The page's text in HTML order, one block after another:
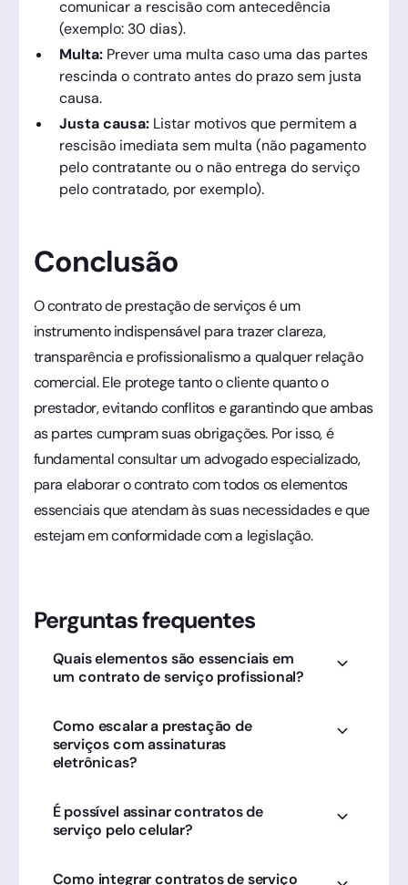
comunicar a rescisão com antecedência
(exemplo: 30 dias).
Multa:Prever uma multa caso uma das partes
rescinda o contrato antes do prazo sem justa
causa.
Justa causa:Listar motivos que permitem a
rescisão imediata sem multa (não pagamento
pelo contratante ou o não entrega do serviço
pelo contratado, por exemplo).
Conclusão
O contrato de prestação de serviços é um
instrumento indispensável para trazer clareza,
transparência e profissionalismo a qualquer relação
comercial. Ele protege tanto o cliente quanto o
prestador, evitando conflitos e garantindo que ambas
as partes cumpram suas obrigações. Por isso, é
fundamental consultar um advogado especializado,
para elaborar o contrato com todos os elementos
essenciais que atendam às suas necessidades e que
estejam em conformidade com a legislação.
Perguntas frequentes
Quais elementos são essenciais em
um contrato de serviço profissional?
A Clicksign ajuda a formalizar esses pontos de
forma rápida, protegendo prestador e cliente.
Como escalar a prestação de
serviços com assinaturas
eletrônicas?
você envia dezenas de contratos por dia e
recebe as assinaturas em minutos, acelerando
É possível assinar contratos de
serviço pelo celular?
profissionais autônomos fechem negócios em
Como integrar contratos de serviço